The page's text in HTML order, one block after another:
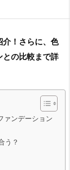
！さらに、色
の比較まで詳
ァンデーション
う？